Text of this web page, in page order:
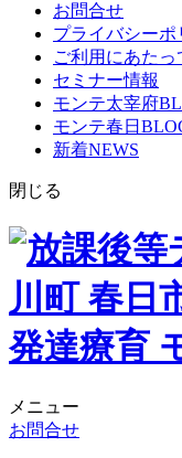
お問合せ
プライバシーポ
ご利用にあたっ
セミナー情報
モンテ太宰府
モンテ春日
新着NEWS
閉じる
メニュー
お問合せ